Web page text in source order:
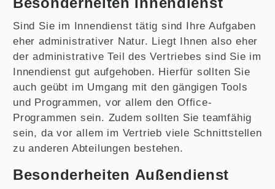
Sind Sie im Innendienst tätig sind Ihre Aufgaben
eher administrativer Natur. Liegt Ihnen also eher
der administrative Teil des Vertriebes sind Sie im
Innendienst gut aufgehoben. Hierfür sollten Sie
auch geübt im Umgang mit den gängigen Tools
und Programmen, vor allem den Office-
Programmen sein. Zudem sollten Sie teamfähig
sein, da vor allem im Vertrieb viele Schnittstellen
zu anderen Abteilungen bestehen.
Besonderheiten Außendienst